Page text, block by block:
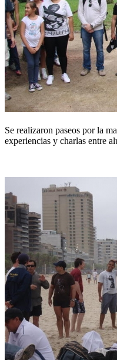
Se realizaron paseos por la
experiencias y charlas entre